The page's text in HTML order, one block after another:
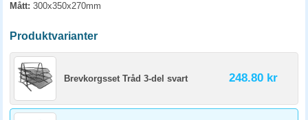
Mått: 300x350x270mm
Produktvarianter
Brevkorgsset Tråd 3-del svart 248.80 kr